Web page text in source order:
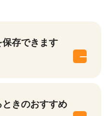
存できます
きのおすすめ